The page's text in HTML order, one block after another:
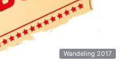
Wandeling 2017